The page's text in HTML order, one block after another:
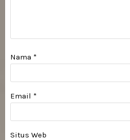
Nama *
Email *
Situs Web